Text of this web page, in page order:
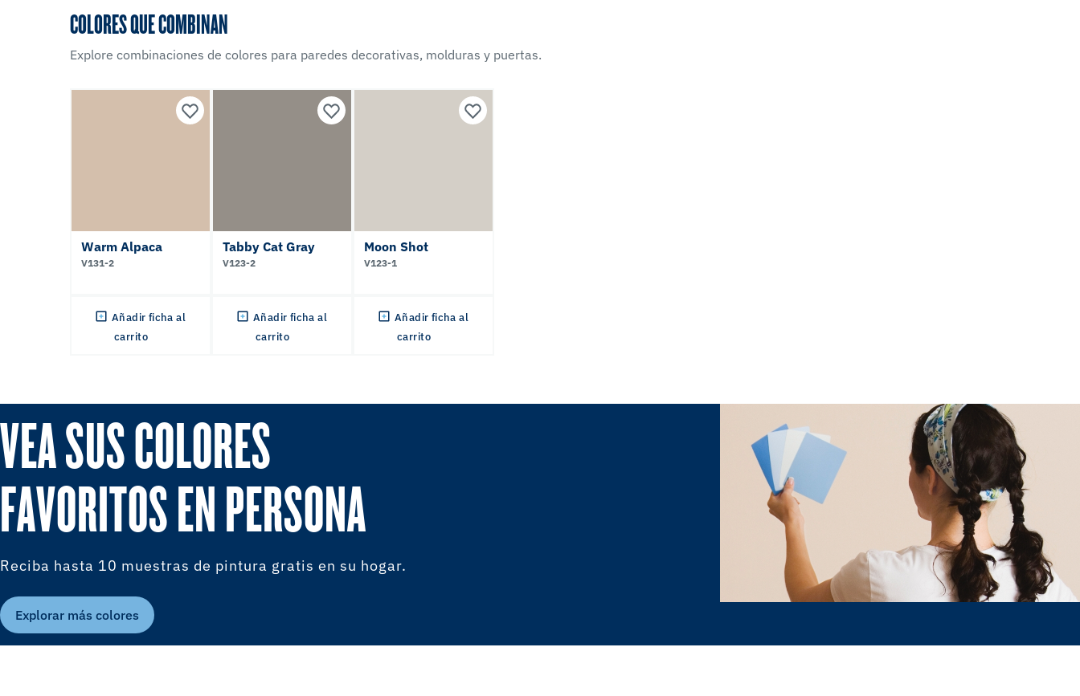
COLORES QUE COMBINAN
Explore combinaciones de colores para paredes decorativas, molduras y puertas.
Warm Alpaca
V131-2
Añadir ficha al
carrito
Tabby Cat Gray
V123-2
Añadir ficha al
carrito
Moon Shot
V123-1
Añadir ficha al
carrito
VEA SUS COLORES
FAVORITOS EN PERSONA
Reciba hasta 10 muestras de pintura gratis en su hogar.
Explorar más colores